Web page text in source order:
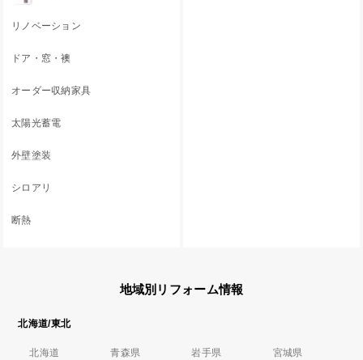
リノベーション
ドア・窓・襖
オーダー収納家具
太陽光蓄電
外壁塗装
シロアリ
断熱
地域別リフォーム情報
北海道/東北
北海道 青森県 岩手県 宮城県